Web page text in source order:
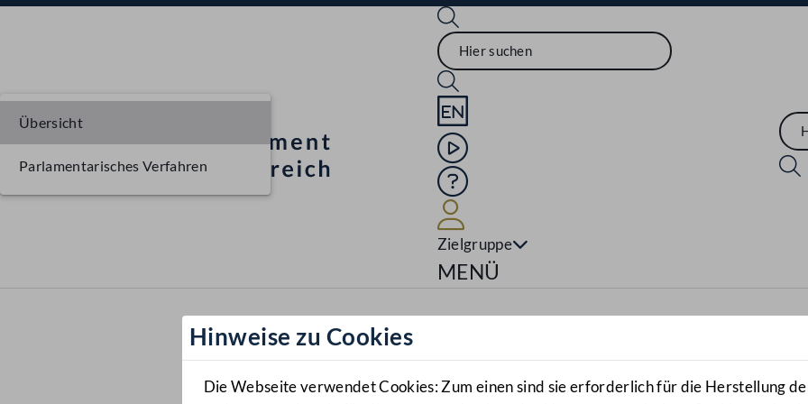
Sprache English
Mediathek
Hilfe
Zielgruppe
Navigationsmenü öffnen
MENÜ
Hinweise zu Cookies
Die Webseite verwendet Cookies: Zum einen sind sie erforderlich für die Herstellung
Übersicht
Parlamentarisches Verfahren